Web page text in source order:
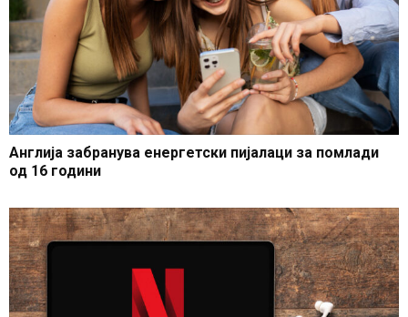
Англија забранува енергетски пијалаци за помлади
од 16 години